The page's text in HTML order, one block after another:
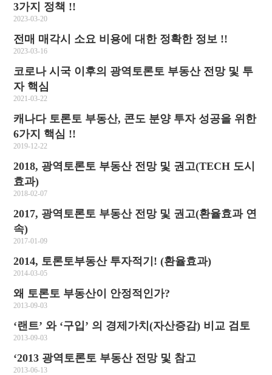
3가지 정책 !!
2023-03-20
전매 매각시 소요 비용에 대한 정확한 정보 !!
2023-03-16
코로나 시국 이후의 광역토론토 부동산 전망 및 투
자 핵심
2021-03-22
캐나다 토론토 부동산, 콘도 분양 투자 성공을 위한
6가지 핵심 !!
2019-12-22
2018, 광역토론토 부동산 전망 및 권고(TECH 도시
효과)
2018-02-07
2017, 광역토론토 부동산 전망 및 권고(환율효과 연
속)
2017-01-09
2014, 토론토부동산 투자적기! (환율효과)
2014-03-05
왜 토론토 부동산이 안정적인가?
2013-09-03
‘랜트’ 와 ‘구입’ 의 경제가치(자산증감) 비교 검토
2013-09-03
‘2013 광역토론토 부동산 전망 및 참고
2013-06-13